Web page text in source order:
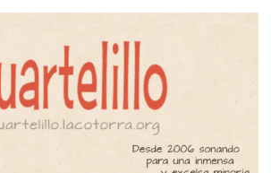
de radio de música
independiente. Podcast